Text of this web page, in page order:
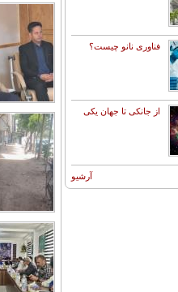
فناوری نانو چیست؟
از جانکی تا جهان یکی
آرشیو